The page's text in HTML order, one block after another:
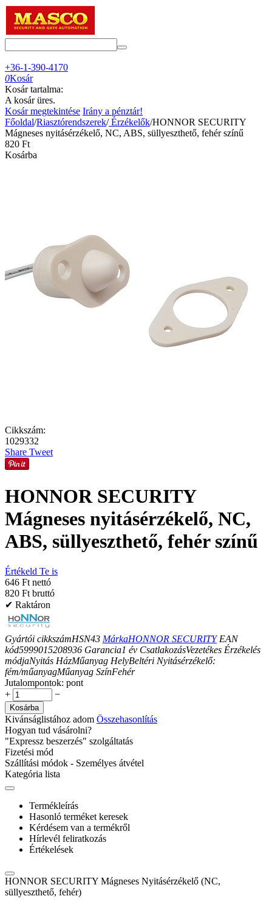
+36-1-390-4170
0Kosár
Kosár tartalma:
A kosár üres.
Kosár megtekintése Irány a pénztár!
Főoldal/Riasztórendszerek/Érzékelők/HONNOR SECURITY
Mágneses nyitásérzékelő, NC, ABS, süllyeszthető, fehér színű
‍820‍ Ft
Kosárba
Cikkszám:
1029332
Share Tweet
HONNOR SECURITY
Mágneses nyitásérzékelő, NC,
ABS, süllyeszthető, fehér színű
Értékeld Te is
646 Ft nettó
820 Ft bruttó
✔ Raktáron
Gyártói cikkszámHSN43 MárkaHONNOR SECURITY EAN
kód5999015208936 Garancia1 év CsatlakozásVezetékes Érzékelés
módjaNyitás HázMűanyag HelyBeltéri Nyitásérzékelő:
fém/műanyagMűanyag SzínFehér
Jutalompontok: pont
+
−
Kosárba
Kivánságlistához adom Összehasonlítás
Hogyan tud vásárolni?
"Expressz beszerzés" szolgáltatás
Fizetési mód
Szállítási módok - Személyes átvétel
Kategória lista
Termékleírás
Hasonló terméket keresek
Kérdésem van a termékről
Hírlevél feliratkozás
Értékelések
HONNOR SECURITY Mágneses Nyitásérzékelő (NC,
süllyeszthető, fehér)